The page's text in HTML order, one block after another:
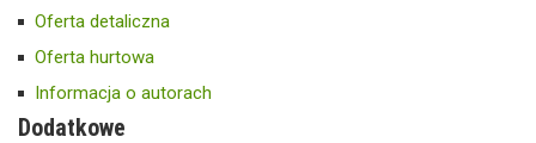
Oferta detaliczna
Oferta hurtowa
Informacja o autorach
Dodatkowe